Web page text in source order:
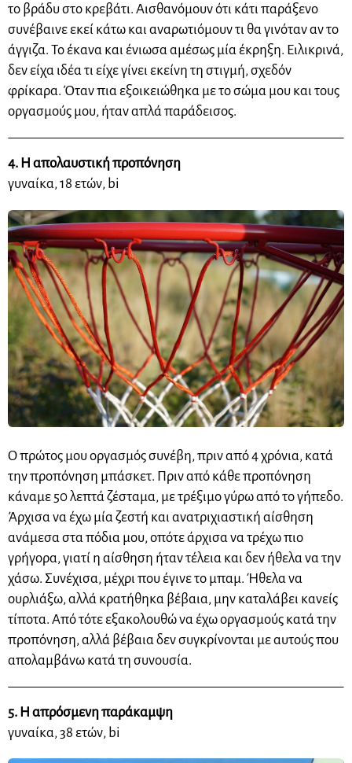
το βράδυ στο κρεβάτι. Αισθανόμουν ότι κάτι παράξενο
συνέβαινε εκεί κάτω και αναρωτιόμουν τι θα γινόταν αν το
άγγιζα. Το έκανα και ένιωσα αμέσως μία έκρηξη. Ειλικρινά,
δεν είχα ιδέα τι είχε γίνει εκείνη τη στιγμή, σχεδόν
φρίκαρα. Όταν πια εξοικειώθηκα με το σώμα μου και τους
οργασμούς μου, ήταν απλά παράδεισος.
4. Η απολαυστική προπόνηση
γυναίκα, 18 ετών, bi
Ο πρώτος μου οργασμός συνέβη, πριν από 4 χρόνια, κατά
την προπόνηση μπάσκετ. Πριν από κάθε προπόνηση
κάναμε 50 λεπτά ζέσταμα, με τρέξιμο γύρω από το γήπεδο.
Άρχισα να έχω μία ζεστή και ανατριχιαστική αίσθηση
ανάμεσα στα πόδια μου, οπότε άρχισα να τρέχω πιο
γρήγορα, γιατί η αίσθηση ήταν τέλεια και δεν ήθελα να την
χάσω. Συνέχισα, μέχρι που έγινε το μπαμ. Ήθελα να
ουρλιάξω, αλλά κρατήθηκα βέβαια, μην καταλάβει κανείς
τίποτα. Από τότε εξακολουθώ να έχω οργασμούς κατά την
προπόνηση, αλλά βέβαια δεν συγκρίνονται με αυτούς που
απολαμβάνω κατά τη συνουσία.
5. Η απρόσμενη παράκαμψη
γυναίκα, 38 ετών, bi